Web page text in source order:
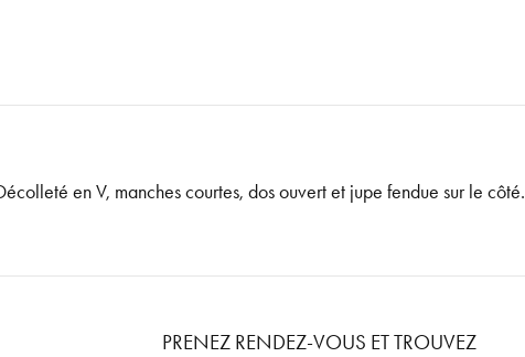
en V, manches courtes, dos ouvert et jupe fendue sur le côté.
PRENEZ RENDEZ-VOUS ET TROUVEZ